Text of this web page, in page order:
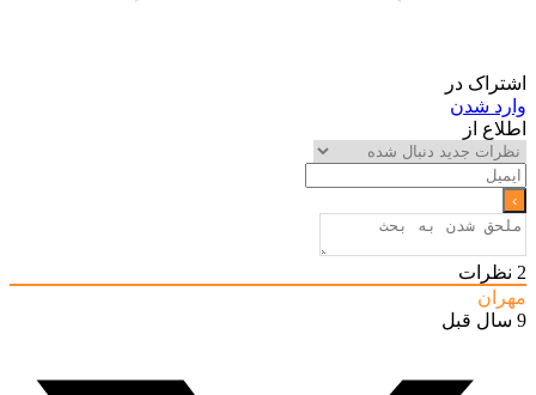
اشتراک در
وارد شدن
اطلاع از
2 نظرات
مهران
9 سال قبل